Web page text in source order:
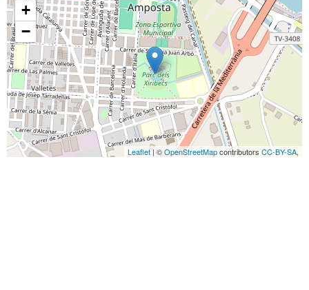
+
−
Leaflet | ©OpenStreetMapcontributors CC-BY-SA,